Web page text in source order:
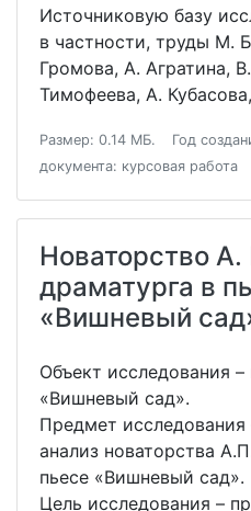
Источниковую базу
в частности, труды М.
Громова, А. Агратина,
Тимофеева, А.
Размер: 0.14 МБ. Год
документа: курсовая работа
Новаторство
драматурга в
«Вишневый
Объект исследования
«Вишневый сад».
Предмет исследования
анализ новаторства
пьесе «Вишневый сад».
Цель исследования –